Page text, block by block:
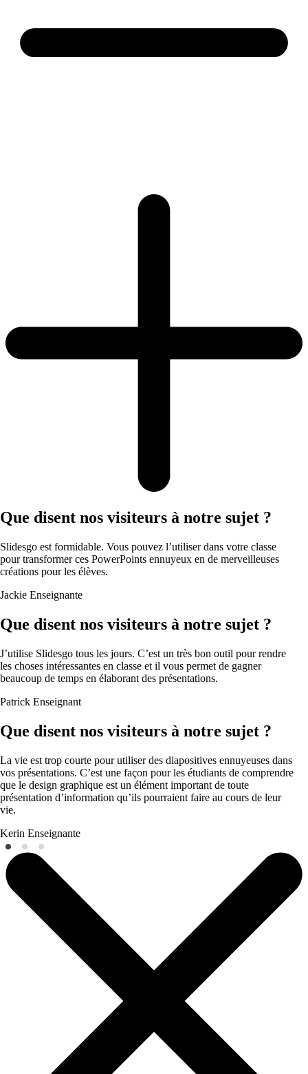
Que disent nos visiteurs à notre sujet ?
Slidesgo est formidable. Vous pouvez l’utiliser dans votre classe
pour transformer ces PowerPoints ennuyeux en de merveilleuses
créations pour les élèves.
Jackie Enseignante
Que disent nos visiteurs à notre sujet ?
J’utilise Slidesgo tous les jours. C’est un très bon outil pour rendre
les choses intéressantes en classe et il vous permet de gagner
beaucoup de temps en élaborant des présentations.
Patrick Enseignant
Que disent nos visiteurs à notre sujet ?
La vie est trop courte pour utiliser des diapositives ennuyeuses dans
vos présentations. C’est une façon pour les étudiants de comprendre
que le design graphique est un élément important de toute
présentation d’information qu’ils pourraient faire au cours de leur
vie.
Kerin Enseignante